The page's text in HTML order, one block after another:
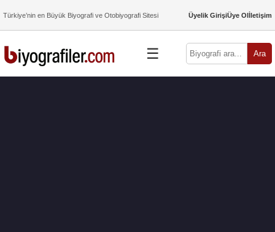
Türkiye’nin en Büyük Biyografi ve Otobiyografi Sitesi Üyelik GirişiÜye Olİletişim
☰ Ara